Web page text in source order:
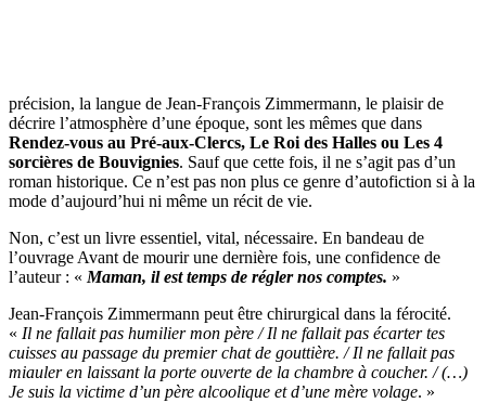
précision, la langue de Jean-François Zimmermann, le plaisir de
décrire l’atmosphère d’une époque, sont les mêmes que dans
Rendez-vous au Pré-aux-Clercs, Le Roi des Halles ou Les 4
sorcières de Bouvignies. Sauf que cette fois, il ne s’agit pas d’un
roman historique. Ce n’est pas non plus ce genre d’autofiction si à la
mode d’aujourd’hui ni même un récit de vie.
Non, c’est un livre essentiel, vital, nécessaire. En bandeau de
l’ouvrage Avant de mourir une dernière fois, une confidence de
l’auteur : « Maman, il est temps de régler nos comptes. »
Jean-François Zimmermann peut être chirurgical dans la férocité.
« Il ne fallait pas humilier mon père / Il ne fallait pas écarter tes
cuisses au passage du premier chat de gouttière. / Il ne fallait pas
miauler en laissant la porte ouverte de la chambre à coucher. / (…)
Je suis la victime d’un père alcoolique et d’une mère volage. »